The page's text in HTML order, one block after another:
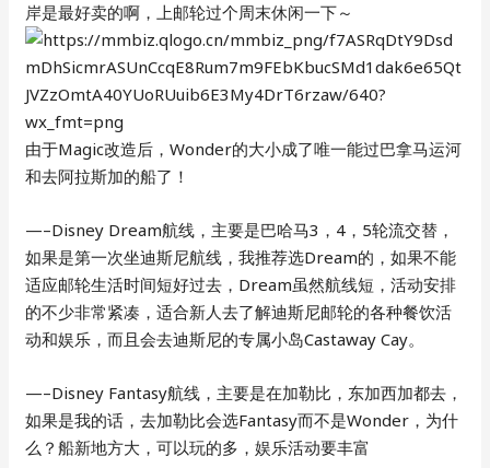
岸是最好卖的啊，上邮轮过个周末休闲一下～
由于Magic改造后，Wonder的大小成了唯一能过巴拿马运河
和去阿拉斯加的船了！
—–Disney Dream航线，主要是巴哈马3，4，5轮流交替，
如果是第一次坐迪斯尼航线，我推荐选Dream的，如果不能
适应邮轮生活时间短好过去，Dream虽然航线短，活动安排
的不少非常紧凑，适合新人去了解迪斯尼邮轮的各种餐饮活
动和娱乐，而且会去迪斯尼的专属小岛Castaway Cay。
—–Disney Fantasy航线，主要是在加勒比，东加西加都去，
如果是我的话，去加勒比会选Fantasy而不是Wonder，为什
么？船新地方大，可以玩的多，娱乐活动要丰富